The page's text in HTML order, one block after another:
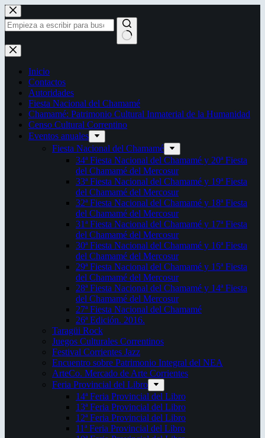
Saltar
al
contenido
Sin
resultados
Inicio
Contactos
Autoridades
Fiesta Nacional del Chamamé
Chamamé: Patrimonio Cultural Inmaterial de la Humanidad
Censo Cultural Correntino
Eventos anuales
Fiesta Nacional del Chamamé
34ª Fiesta Nacional del Chamamé y 20ª Fiesta
del Chamamé del Mercosur
33ª Fiesta Nacional del Chamamé y 19ª Fiesta
del Chamamé del Mercosur
32ª Fiesta Nacional del Chamamé y 18ª Fiesta
del Chamamé del Mercosur
31ª Fiesta Nacional del Chamamé y 17ª Fiesta
del Chamamé del Mercosur
30ª Fiesta Nacional del Chamamé y 16ª Fiesta
del Chamamé del Mercosur
29ª Fiesta Nacional del Chamamé y 15ª Fiesta
del Chamamé del Mercosur
28ª Fiesta Nacional del Chamamé y 14ª Fiesta
del Chamamé del Mercosur
27ª Fiesta Nacional del Chamamé
26ª Edición. 2016.
Taragüi Rock
Juegos Culturales Correntinos
Festival Corrientes Jazz
Encuentro sobre Patrimonio Integral del NEA
ArteCo. Mercado de Arte Corrientes
Feria Provincial del Libro
14ª Feria Provincial del Libro
13ª Feria Provincial del Libro
12ª Feria Provincial del Libro
11ª Feria Provincial del Libro